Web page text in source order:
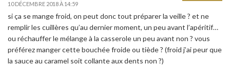
10 DÉCEMBRE 2018 À 14:59
si ça se mange froid, on peut donc tout préparer la veille ? et ne
remplir les cuillères qu’au dernier moment, un peu avant l’apéritif…
ou réchauffer le mélange à la casserole un peu avant non ? vous
préférez manger cette bouchée froide ou tiède ? (froid j’ai peur que
la sauce au caramel soit collante aux dents non ?)